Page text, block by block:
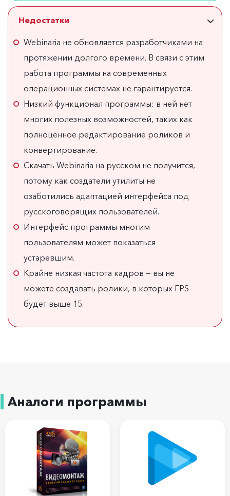
Недостатки
Webinaria не обновляется разработчиками на
протяжении долгого времени. В связи с этим
работа программы на современных
операционных системах не гарантируется.
Низкий функционал программы: в ней нет
многих полезных возможностей, таких как
полноценное редактирование роликов и
конвертирование.
Скачать Webinaria на русском не получится,
потому как создатели утилиты не
озаботились адаптацией интерфейса под
русскоговорящих пользователей.
Интерфейс программы многим
пользователям может показаться
устаревшим.
Крайне низкая частота кадров — вы не
можете создавать ролики, в которых FPS
будет выше 15.
Аналоги программы